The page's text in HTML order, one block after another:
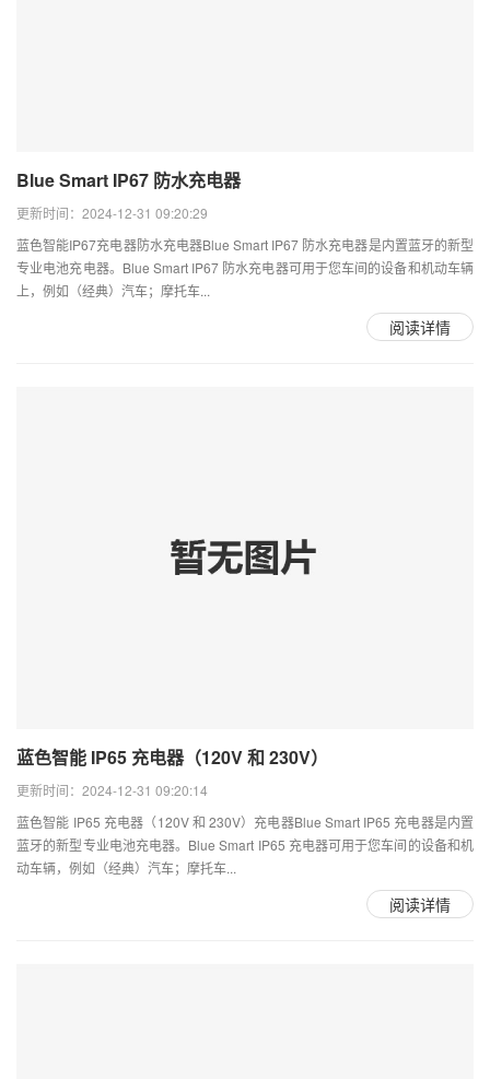
Blue Smart IP67 防水充电器
更新时间：2024-12-31 09:20:29
蓝色智能IP67充电器防水充电器Blue Smart IP67 防水充电器是内置蓝牙的新型
专业电池充电器。Blue Smart IP67 防水充电器可用于您车间的设备和机动车辆
上，例如（经典）汽车；摩托车...
阅读详情
蓝色智能 IP65 充电器（120V 和 230V）
更新时间：2024-12-31 09:20:14
蓝色智能 IP65 充电器（120V 和 230V）充电器Blue Smart IP65 充电器是内置
蓝牙的新型专业电池充电器。Blue Smart IP65 充电器可用于您车间的设备和机
动车辆，例如（经典）汽车；摩托车...
阅读详情